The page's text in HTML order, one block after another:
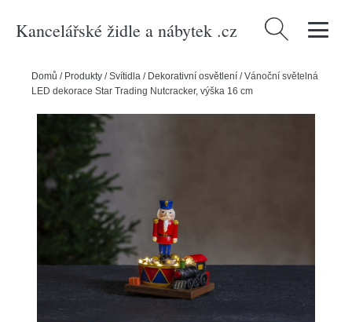
Kancelářské židle a nábytek .cz Vyhledávání
Domů / Produkty /Svítidla / Dekorativní osvětlení /Vánoční světelná
LED dekorace Star Trading Nutcracker, výška 16 cm